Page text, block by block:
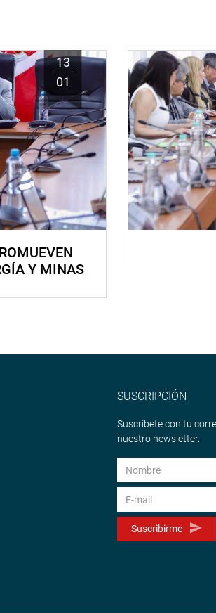
13
01
Y MINAS
SUSCRIPCIÓN
Suscríbete con tu
nuestro newsletter.
Suscribirme